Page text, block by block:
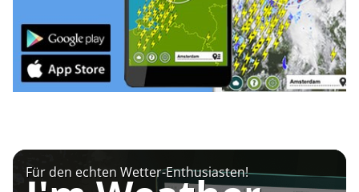
Für den echten Wetter-Enthusiasten!